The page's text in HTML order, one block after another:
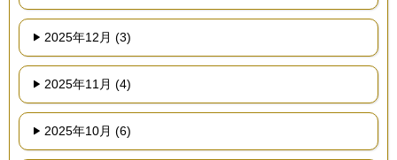
2025年12月 (3)
2025年11月 (4)
2025年10月 (6)